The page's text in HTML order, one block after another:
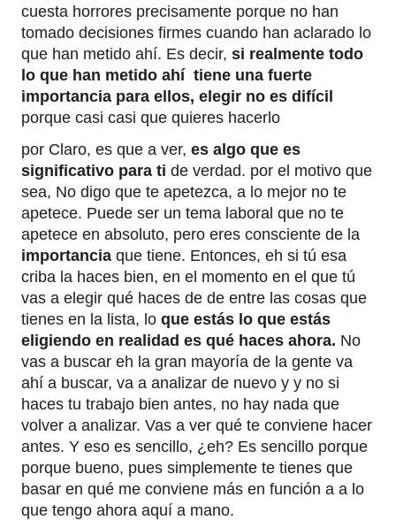
cuesta horrores precisamente porque no han
tomado decisiones firmes cuando han aclarado lo
que han metido ahí. Es decir, si realmente todo
lo que han metido ahí tiene una fuerte
importancia para ellos, elegir no es difícil
porque casi casi que quieres hacerlo
por Claro, es que a ver, es algo que es
significativo para ti de verdad. por el motivo que
sea, No digo que te apetezca, a lo mejor no te
apetece. Puede ser un tema laboral que no te
apetece en absoluto, pero eres consciente de la
importancia que tiene. Entonces, eh si tú esa
criba la haces bien, en el momento en el que tú
vas a elegir qué haces de de entre las cosas que
tienes en la lista, lo que estás lo que estás
eligiendo en realidad es qué haces ahora. No
vas a buscar eh la gran mayoría de la gente va
ahí a buscar, va a analizar de nuevo y y no si
haces tu trabajo bien antes, no hay nada que
volver a analizar. Vas a ver qué te conviene hacer
antes. Y eso es sencillo, ¿eh? Es sencillo porque
porque bueno, pues simplemente te tienes que
basar en qué me conviene más en función a a lo
que tengo ahora aquí a mano.